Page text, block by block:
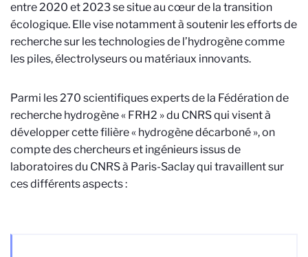
entre 2020 et 2023 se situe au cœur de la transition
écologique. Elle vise notamment à soutenir les efforts de
recherche sur les technologies de l’hydrogène comme
les piles, électrolyseurs ou matériaux innovants.
Parmi les 270 scientifiques experts de la Fédération de
recherche hydrogène « FRH2 » du CNRS qui visent à
développer cette filière « hydrogène décarboné », on
compte des chercheurs et ingénieurs issus de
laboratoires du CNRS à Paris-Saclay qui travaillent sur
ces différents aspects :